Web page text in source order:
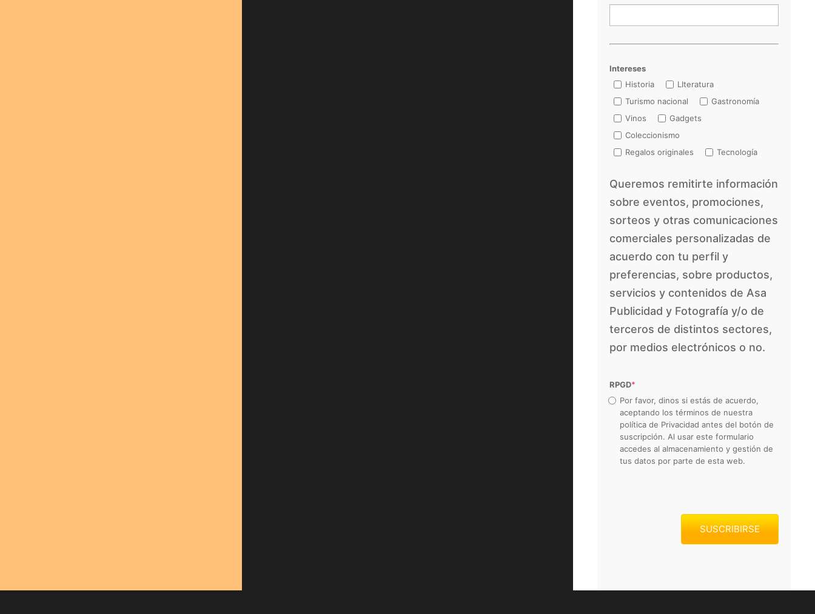
Intereses
Historia
LIteratura
Turismo nacional
Gastronomía
Vinos
Gadgets
Coleccionismo
Regalos originales
Tecnología
Queremos remitirte información
sobre eventos, promociones,
sorteos y otras comunicaciones
comerciales personalizadas de
acuerdo con tu perfil y
preferencias, sobre productos,
servicios y contenidos de Asa
Publicidad y Fotografía y/o de
terceros de distintos sectores,
por medios electrónicos o no.
RPGD*
Por favor, dinos si estás de acuerdo,
aceptando los términos de nuestra
política de Privacidad antes del botón de
suscripción. Al usar este formulario
accedes al almacenamiento y gestión de
tus datos por parte de esta web.